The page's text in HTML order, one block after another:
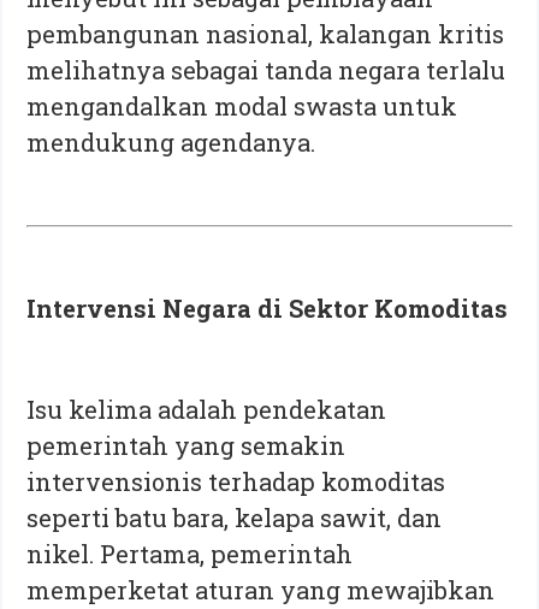
pembangunan nasional, kalangan kritis
melihatnya sebagai tanda negara terlalu
mengandalkan modal swasta untuk
mendukung agendanya.
Intervensi Negara di Sektor Komoditas
Isu kelima adalah pendekatan
pemerintah yang semakin
intervensionis terhadap komoditas
seperti batu bara, kelapa sawit, dan
nikel. Pertama, pemerintah
memperketat aturan yang mewajibkan